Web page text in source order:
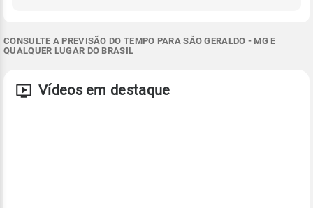
CONSULTE A PREVISÃO DO TEMPO PARA SÃO GERALDO - MG E
QUALQUER LUGAR DO BRASIL
Vídeos em destaque